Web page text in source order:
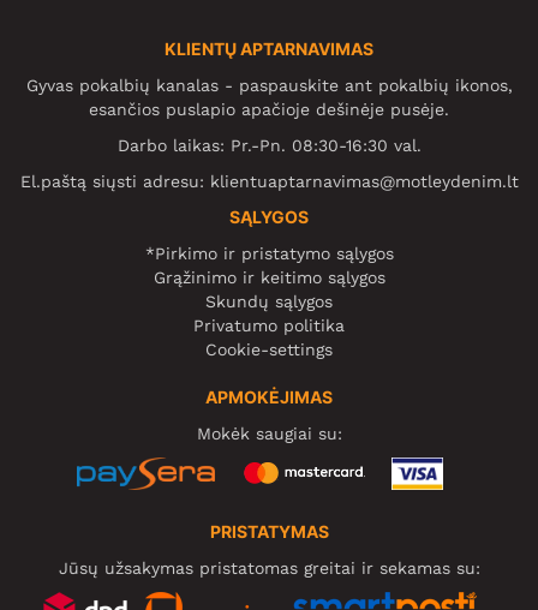
KLIENTŲ APTARNAVIMAS
Gyvas pokalbių kanalas - paspauskite ant pokalbių ikonos,
esančios puslapio apačioje dešinėje pusėje.
Darbo laikas: Pr.-Pn. 08:30-16:30 val.
El.paštą siųsti adresu: klientuaptarnavimas@motleydenim.lt
SĄLYGOS
*Pirkimo ir pristatymo sąlygos
Grąžinimo ir keitimo sąlygos
Skundų sąlygos
Privatumo politika
Cookie-settings
APMOKĖJIMAS
Mokėk saugiai su:
PRISTATYMAS
Jūsų užsakymas pristatomas greitai ir sekamas su: